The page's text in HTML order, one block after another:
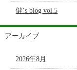
健’s blog vol.5
アーカイブ
2026年8月